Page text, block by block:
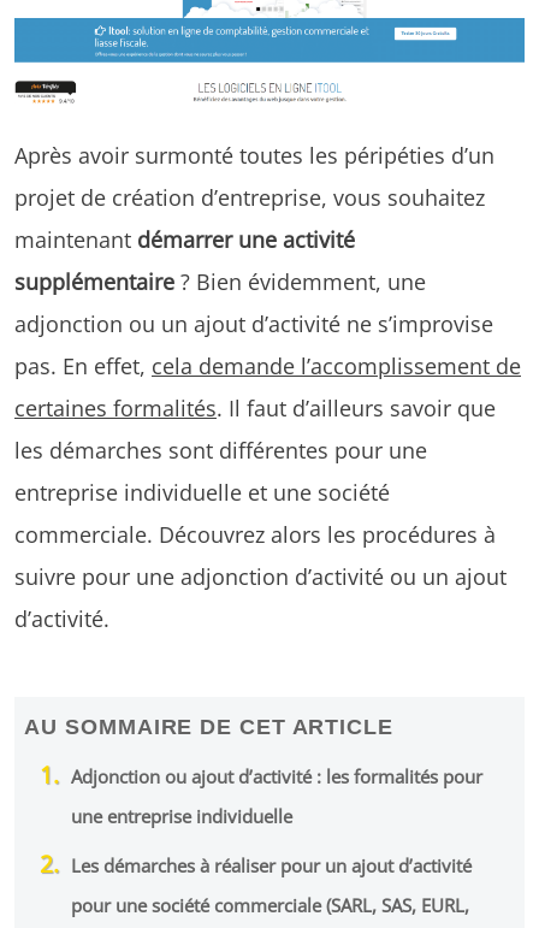
Après avoir surmonté toutes les péripéties d’un
projet de création d’entreprise, vous souhaitez
maintenant démarrer une activité
supplémentaire ? Bien évidemment, une
adjonction ou un ajout d’activité ne s’improvise
pas. En effet, cela demande l’accomplissement de
certaines formalités. Il faut d’ailleurs savoir que
les démarches sont différentes pour une
entreprise individuelle et une société
commerciale. Découvrez alors les procédures à
suivre pour une adjonction d’activité ou un ajout
d’activité.
AU SOMMAIRE DE CET ARTICLE
Adjonction ou ajout d’activité : les formalités pour
une entreprise individuelle
Les démarches à réaliser pour un ajout d’activité
pour une société commerciale (SARL, SAS, EURL,